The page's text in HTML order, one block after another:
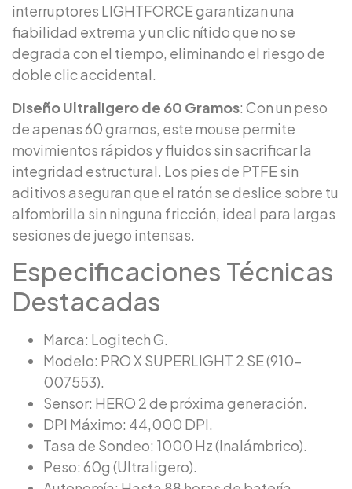
interruptores LIGHTFORCE garantizan una
fiabilidad extrema y un clic nítido que no se
degrada con el tiempo, eliminando el riesgo de
doble clic accidental.
Diseño Ultraligero de 60 Gramos: Con un peso
de apenas 60 gramos, este mouse permite
movimientos rápidos y fluidos sin sacrificar la
integridad estructural. Los pies de PTFE sin
aditivos aseguran que el ratón se deslice sobre tu
alfombrilla sin ninguna fricción, ideal para largas
sesiones de juego intensas.
Especificaciones Técnicas
Destacadas
Marca: Logitech G.
Modelo: PRO X SUPERLIGHT 2 SE (910-
007553).
Sensor: HERO 2 de próxima generación.
DPI Máximo: 44,000 DPI.
Tasa de Sondeo: 1000 Hz (Inalámbrico).
Peso: 60g (Ultraligero).